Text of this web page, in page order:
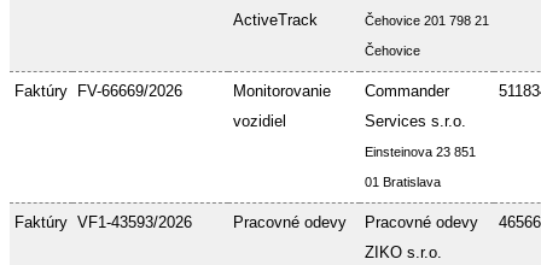
ActiveTrack
Čehovice 201 798 21
Čehovice
Faktúry FV-66669/2026
Monitorovanie
vozidiel
Commander
Services s.r.o.
Einsteinova 23 851
01 Bratislava
Faktúry VF1-43593/2026 Pracovné odevy
Pracovné odevy
ZIKO s.r.o.